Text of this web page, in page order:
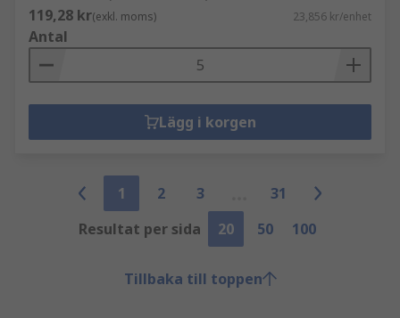
119,28 kr(exkl. moms) 23,856 kr/enhet
Antal
Lägg i korgen
1 2 3
31
Resultat per sida
20 50 100
Tillbaka till toppen